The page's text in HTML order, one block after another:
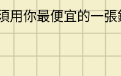
用你最便宜的一